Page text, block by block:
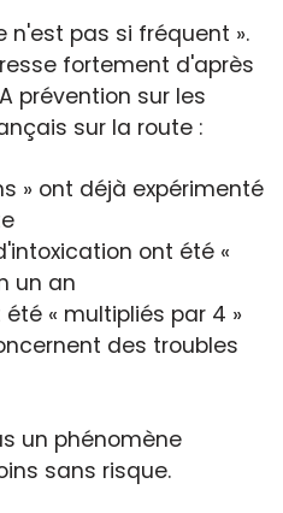
n'est pas si fréquent ».
fortement d'après
prévention sur les
sur la route :
» ont déjà expérimenté
ont été «
un an
« multipliés par 4 »
des troubles
un phénomène
sans risque.